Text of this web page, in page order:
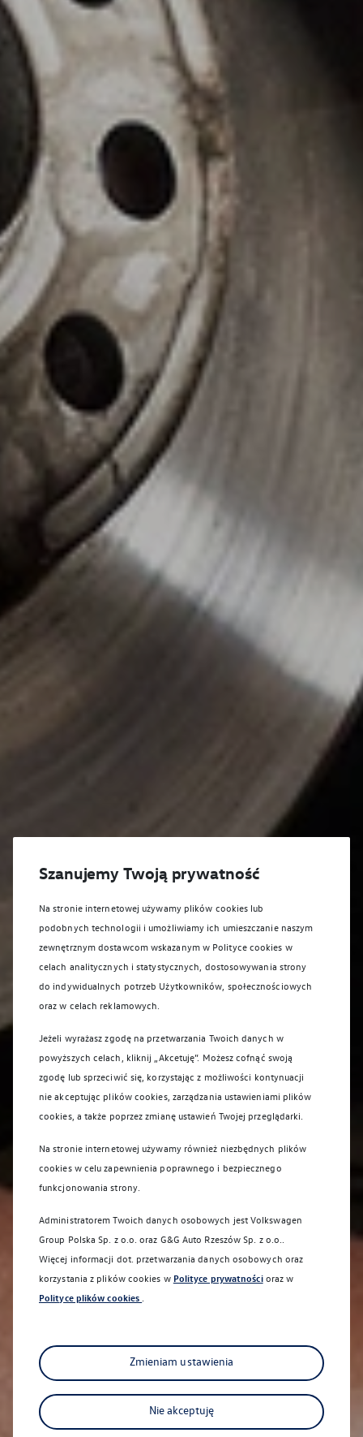
Szanujemy Twoją prywatność
Na stronie internetowej używamy plików cookies lub
podobnych technologii i umożliwiamy ich umieszczanie naszym
zewnętrznym dostawcom wskazanym w Polityce cookies w
celach analitycznych i statystycznych, dostosowywania strony
do indywidualnych potrzeb Użytkowników, społecznościowych
oraz w celach reklamowych.
Jeżeli wyrażasz zgodę na przetwarzania Twoich danych w
powyższych celach, kliknij „Akcetuję”. Możesz cofnąć swoją
zgodę lub sprzeciwić się, korzystając z możliwości kontynuacji
nie akceptując plików cookies, zarządzania ustawieniami plików
cookies, a także poprzez zmianę ustawień Twojej przeglądarki.
Na stronie internetowej używamy również niezbędnych plików
cookies w celu zapewnienia poprawnego i bezpiecznego
funkcjonowania strony.
Administratorem Twoich danych osobowych jest Volkswagen
Group Polska Sp. z o.o. oraz G&G Auto Rzeszów Sp. z o.o..
Więcej informacji dot. przetwarzania danych osobowych oraz
korzystania z plików cookies w Polityce prywatnościoraz w
Polityce plików cookies .
Zmieniam ustawienia
Nie akceptuję